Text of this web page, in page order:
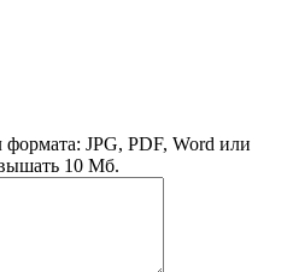
JPG, PDF, Word или
10 Мб.